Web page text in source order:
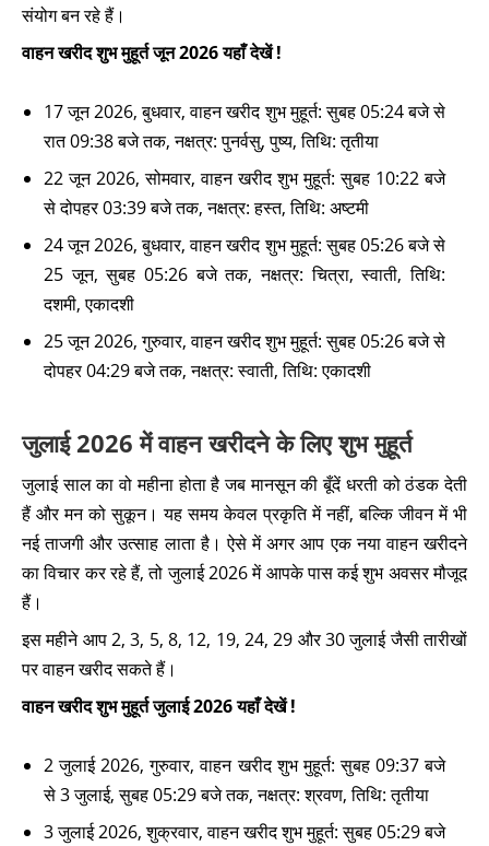
संयोग बन रहे हैं।
वाहन खरीद शुभ मुहूर्त जून 2026 यहाँ देखें !
17 जून 2026, बुधवार, वाहन खरीद शुभ मुहूर्त: सुबह 05:24 बजे से
रात 09:38 बजे तक, नक्षत्र: पुनर्वसु, पुष्य, तिथि: तृतीया
22 जून 2026, सोमवार, वाहन खरीद शुभ मुहूर्त: सुबह 10:22 बजे
से दोपहर 03:39 बजे तक, नक्षत्र: हस्त, तिथि: अष्टमी
24 जून 2026, बुधवार, वाहन खरीद शुभ मुहूर्त: सुबह 05:26 बजे से
25 जून, सुबह 05:26 बजे तक, नक्षत्र: चित्रा, स्वाती, तिथि:
दशमी, एकादशी
25 जून 2026, गुरुवार, वाहन खरीद शुभ मुहूर्त: सुबह 05:26 बजे से
दोपहर 04:29 बजे तक, नक्षत्र: स्वाती, तिथि: एकादशी
जुलाई 2026 में वाहन खरीदने के लिए शुभ मुहूर्त
जुलाई साल का वो महीना होता है जब मानसून की बूँदें धरती को ठंडक देती
हैं और मन को सुकून। यह समय केवल प्रकृति में नहीं, बल्कि जीवन में भी
नई ताजगी और उत्साह लाता है। ऐसे में अगर आप एक नया वाहन खरीदने
का विचार कर रहे हैं, तो जुलाई 2026 में आपके पास कई शुभ अवसर मौजूद
हैं।
इस महीने आप 2, 3, 5, 8, 12, 19, 24, 29 और 30 जुलाई जैसी तारीखों
पर वाहन खरीद सकते हैं।
वाहन खरीद शुभ मुहूर्त जुलाई 2026 यहाँ देखें !
2 जुलाई 2026, गुरुवार, वाहन खरीद शुभ मुहूर्त: सुबह 09:37 बजे
से 3 जुलाई, सुबह 05:29 बजे तक, नक्षत्र: श्रवण, तिथि: तृतीया
3 जुलाई 2026, शुक्रवार, वाहन खरीद शुभ मुहूर्त: सुबह 05:29 बजे